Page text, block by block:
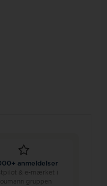
anmeldelser
& e-mærket i
gruppen